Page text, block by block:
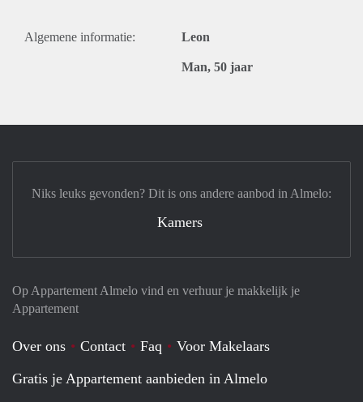
Algemene informatie: Leon
Man, 50 jaar
Op Appartement Almelo vind en verhuur je makkelijk je
Appartement
Over ons Contact Faq
Voor Makelaars
Gratis je Appartement aanbieden in Almelo
Niks leuks gevonden? Dit is ons andere aanbod in Almelo:
Kamers